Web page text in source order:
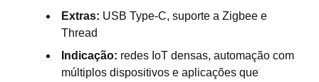
Extras: USB Type-C, suporte a Zigbee e
Thread
Indicação: redes IoT densas, automação com
múltiplos dispositivos e aplicações que